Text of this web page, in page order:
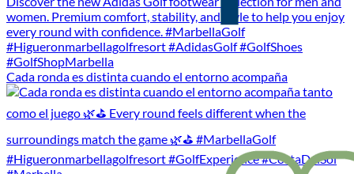
Cada ronda es distinta cuando el entorno acompaña